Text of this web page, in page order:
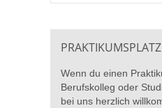
Wenn du einen
Berufskolleg oder
bei uns herzlich